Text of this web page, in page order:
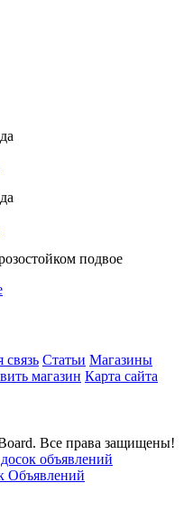
связь Статьи Магазины
магазин Карта сайта
Все права защищены!